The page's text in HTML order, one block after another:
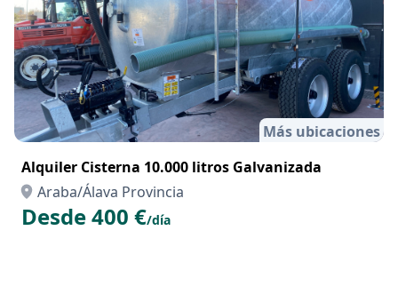
Más ubicaciones
Alquiler Cisterna 10.000 litros Galvanizada
Araba/Álava Provincia
Desde 400 €/día